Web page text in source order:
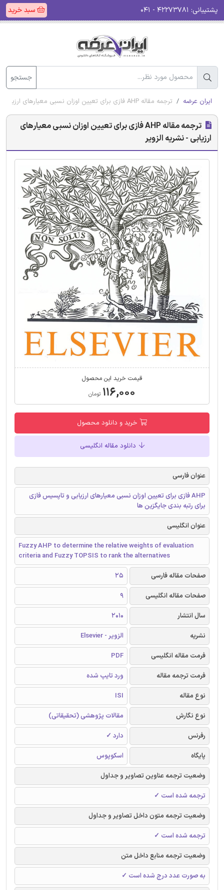
پشتیبانی: سبد خرید
جستجو
ایران عرضه ترجمه مقاله AHP فازی برای تعیین اوزان نسبی معیارهای ارزیابی - نشریه الزویر
ترجمه مقاله AHP فازی برای تعیین اوزان نسبی معیارهای
ارزیابی - نشریه الزویر
قیمت خرید این محصول
۱۱۶,۰۰۰ تومان
خرید و دانلود محصول
دانلود مقاله انگلیسی
عنوان فارسی
AHP فازی برای تعیین اوزان نسبی معیارهای ارزیابی و تاپسیس فازی
برای رتبه بندی جایگزین ها
عنوان انگلیسی
Fuzzy AHP to determine the relative weights of evaluation
criteria and Fuzzy TOPSIS to rank the alternatives
صفحات مقاله فارسی
25
صفحات مقاله انگلیسی
9
سال انتشار
2010
نشریه
الزویر - Elsevier
فرمت مقاله انگلیسی
PDF
فرمت ترجمه مقاله
ورد تایپ شده
نوع مقاله
ISI
نوع نگارش
مقالات پژوهشی (تحقیقاتی)
رفرنس
دارد ✓
پایگاه
اسکوپوس
وضعیت ترجمه عناوین تصاویر و جداول
ترجمه شده است ✓
وضعیت ترجمه متون داخل تصاویر و جداول
ترجمه شده است ✓
وضعیت ترجمه منابع داخل متن
به صورت عدد درج شده است ✓